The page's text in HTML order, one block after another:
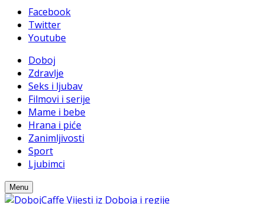
Facebook
Twitter
Youtube
Doboj
Zdravlje
Seks i ljubav
Filmovi i serije
Mame i bebe
Hrana i piće
Zanimljivosti
Sport
Ljubimci
Menu